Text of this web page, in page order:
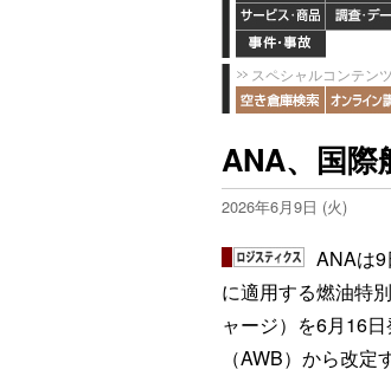
スペシャルコンテン
ANA、国際
2026年6月9日 (火)
ANAは9
に適用する燃油特
ャージ）を6月16
（AWB）から改